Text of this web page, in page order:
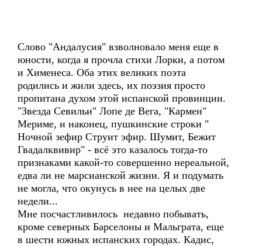
Слово "Андалусия" взволновало меня еще в
юности, когда я прочла стихи Лорки, а потом
и Хименеса. Оба этих великих поэта
родились и жили здесь, их поэзия просто
пропитана духом этой испанской провинции.
"Звезда Севильи" Лопе де Вега, "Кармен"
Мериме, и наконец, пушкинские строки "
Ночной зефир Струит эфир. Шумит, Бежит
Гвадалквивир" - всё это казалось тогда-то
признаками какой-то совершенно нереальной,
едва ли не марсианской жизни. Я и подумать
не могла, что окунусь в нее на целых две
недели...
Мне посчастливилось недавно побывать,
кроме северных Барселоны и Мальграта, еще
в шести южных испанских городах. Кадис,